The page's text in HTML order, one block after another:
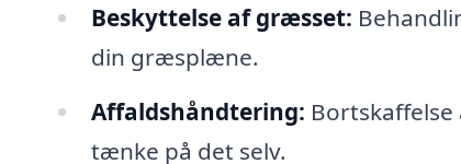
Beskyttelse af græsset:
din græsplæne.
Affaldshåndtering:
tænke på det selv.